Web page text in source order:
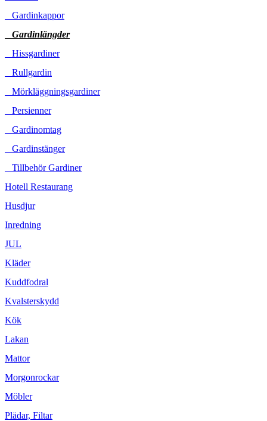
Gardinkappor
Gardinlängder
Hissgardiner
Rullgardin
Mörkläggningsgardiner
Persienner
Gardinomtag
Gardinstänger
Tillbehör Gardiner
Hotell Restaurang
Husdjur
Inredning
JUL
Kläder
Kuddfodral
Kvalsterskydd
Kök
Lakan
Mattor
Morgonrockar
Möbler
Plädar, Filtar